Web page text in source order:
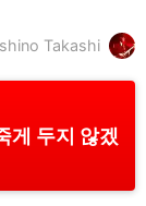
Takashi
게 두지 않겠